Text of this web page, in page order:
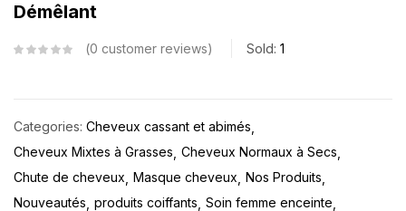
Démêlant
0 customer reviews Sold: 1
Categories: Cheveux cassant et abimés
Cheveux Mixtes à Grasses Cheveux Normaux à Secs
Chute de cheveux Masque cheveux Nos Produits
Nouveautés produits coiffants Soin femme enceinte